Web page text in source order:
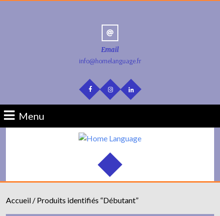
Email
info@homelanguage.fr
Menu
Accueil / Produits identifiés “Débutant”